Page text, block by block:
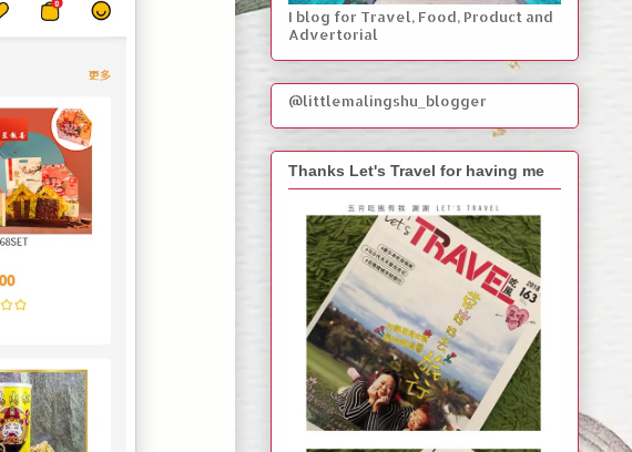
I blog for Travel, Food, Product and
Advertorial
@littlemalingshu_blogger
Thanks Let's Travel for having me